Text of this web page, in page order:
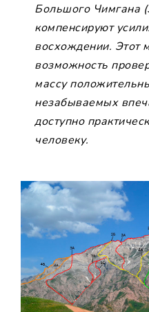
Большого Чимгана
компенсируют
восхождении. Этот
возможность
массу
незабываемых
доступно
человеку.